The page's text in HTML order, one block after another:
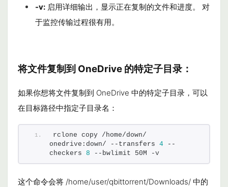
-v: 启用详细输出，显示正在复制的文件和进度。 对
于监控传输过程很有用。
将文件复制到 OneDrive 的特定子目录：
如果你想将文件复制到 OneDrive 中的特定子目录，可以
在目标路径中指定子目录名：
rclone copy /home/down/
onedrive:down/ --transfers 4 --
checkers 8 --bwlimit 50M -v
这个命令会将 /home/user/qbittorrent/Downloads/ 中的